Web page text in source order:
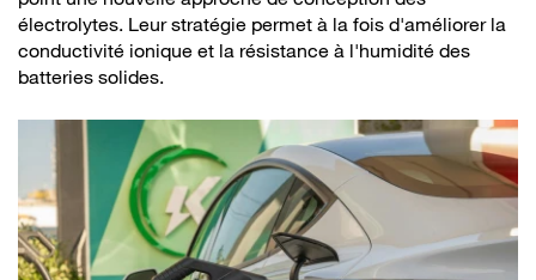
électrolytes. Leur stratégie permet à la fois d'améliorer la
conductivité ionique et la résistance à l'humidité des
batteries solides.